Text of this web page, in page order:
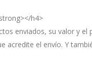
h4>
enviados, su valor y
acredite el envío. Y